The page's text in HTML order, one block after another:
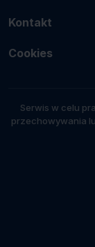
Kontakt
Cookies
Serwis w celu
przechowywania